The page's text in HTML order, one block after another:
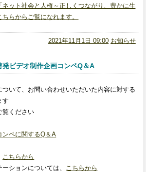
ネット社会と人権～正しくつながり、豊かに生
らからご覧になれます。
2021年11月1日 09:00 お知らせ
発ビデオ制作企画コンペQ＆A
ついて、お問い合わせいただいた内容に対する
す
覧ください
ンペに関するQ＆A
こちらから
ションについては、 こちらから